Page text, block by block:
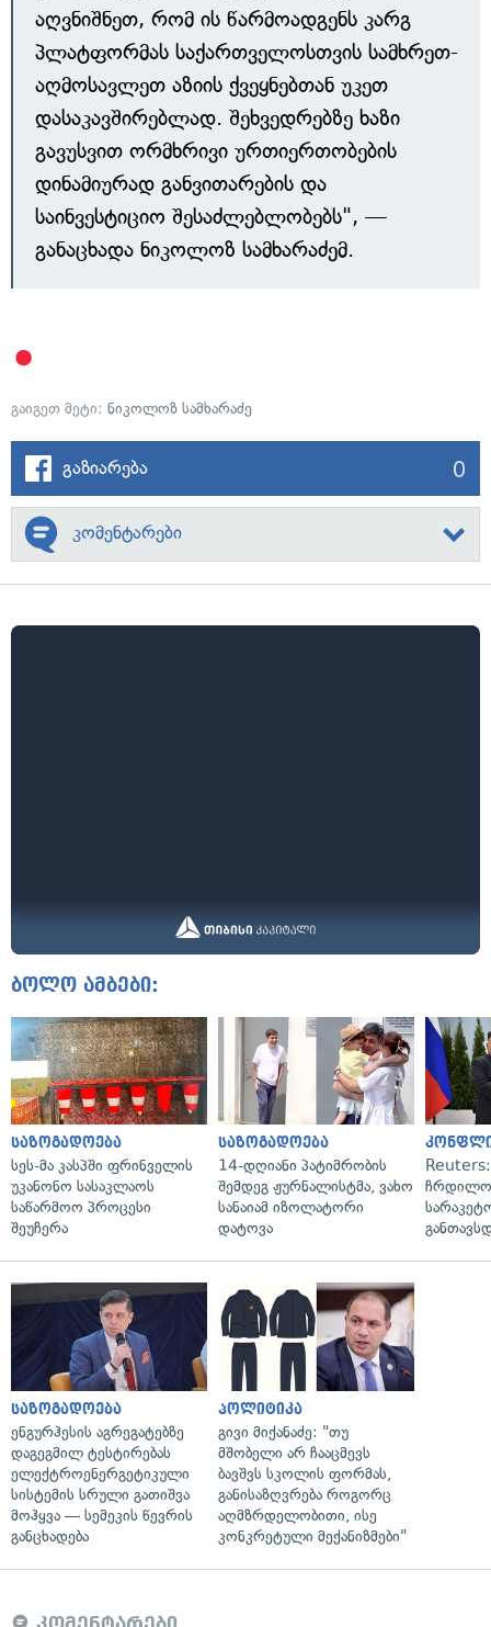
აღვნიშნეთ, რომ ის წარმოადგენს კარგ
პლატფორმას საქართველოსთვის სამხრეთ-
აღმოსავლეთ აზიის ქვეყნებთან უკეთ
დასაკავშირებლად. შეხვედრებზე ხაზი
გავუსვით ორმხრივი ურთიერთობების
დინამიურად განვითარების და
საინვესტიციო შესაძლებლობებს", —
განაცხადა ნიკოლოზ სამხარაძემ.
გაიგეთ მეტი: ნიკოლოზ სამხარაძე
გაზიარება 0
კომენტარები
ბოლო ამბები:
საზოგადოება
სეს-მა კასპში ფრინველის
უკანონო სასაკლაოს
საწარმოო პროცესი
შეუჩერა
საზოგადოება
14-დღიანი პატიმრობის
შემდეგ ჟურნალისტმა, ვახო
სანაიამ იზოლატორი
დატოვა
საზოგადოება
ენგურჰესის აგრეგატებზე
დაგეგმილ ტესტირებას
ელექტროენერგეტიკული
სისტემის სრული გათიშვა
მოჰყვა — სემეკის წევრის
განცხადება
პოლიტიკა
გივი მიქანაძე: "თუ
მშობელი არ ჩააცმევს
ბავშვს სკოლის ფორმას,
განისაზღვრება როგორც
აღმზრდელობითი, ისე
კონკრეტული მექანიზმები"